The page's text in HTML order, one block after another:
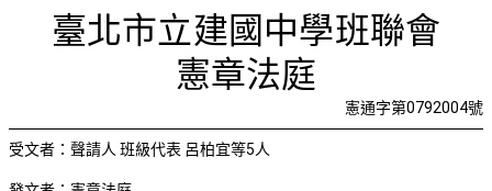
檢視法令 檢視公文 評委文書關於與使用條款
本庭裁
臺北市立建國中學班聯會
憲章法庭
憲通字第0792004號
受文者：聲請人 班級代表 呂柏宜等5人